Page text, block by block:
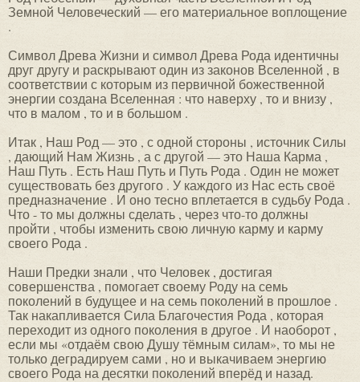
Земной Человеческий — его материальное воплощение
.
Символ Древа Жизни и символ Древа Рода идентичны
друг другу и раскрывают один из законов Вселенной , в
соответствии с которым из первичной божественной
энергии создана Вселенная : что наверху , то и внизу ,
что в малом , то и в большом .
Итак , Наш Род — это , с одной стороны , источник Силы
, дающий Нам Жизнь , а с другой — это Наша Карма ,
Наш Путь . Есть Наш Путь и Путь Рода . Один не может
существовать без другого . У каждого из Нас есть своё
предназначение . И оно тесно вплетается в судьбу Рода .
Что - то мы должны сделать , через что-то должны
пройти , чтобы изменить свою личную карму и карму
своего Рода .
Наши Предки знали , что Человек , достигая
совершенства , помогает своему Роду на семь
поколений в будущее и на семь поколений в прошлое .
Так накапливается Сила Благочестия Рода , которая
переходит из одного поколения в другое . И наоборот ,
если мы «отдаём свою Душу тёмным силам», то мы не
только деградируем сами , но и выкачиваем энергию
своего Рода на десятки поколений вперёд и назад.